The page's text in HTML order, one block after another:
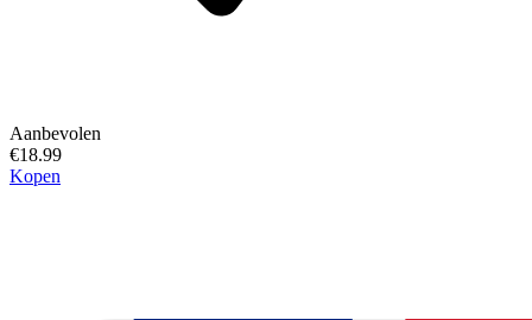
Aanbevolen
€18.99
Kopen